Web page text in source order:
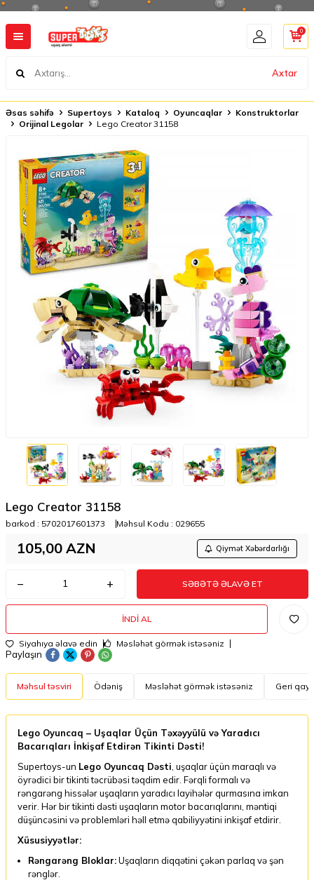
Axtar
0
Əsas səhifə Supertoys Kataloq Oyuncaqlar
Konstruktorlar
Orijinal Legolar
Lego Creator 31158
Lego Creator 31158
barkod : 5702017601373 Məhsul Kodu : 029655
105,00 AZN Qiymət Xəbərdarlığı
SƏBƏTƏ ƏLAVƏ ET
İNDI AL
Siyahıya əlavə edin Məsləhət görmək istəsəniz
Paylaşın
Məhsul təsviri Ödəniş Məsləhət görmək istəsəniz Geri
Lego Oyuncaq – Uşaqlar Üçün Təxəyyülü və Yaradıcı
Bacarıqları İnkişaf Etdirən Tikinti Dəsti!
Supertoys-un Lego Oyuncaq Dəsti , uşaqlar üçün maraqlı və
öyrədici bir tikinti təcrübəsi təqdim edir. Fərqli formalı və
rəngarəng hissələr uşaqların yaradıcı layihələr qurmasına imkan
verir. Hər bir tikinti dəsti uşaqların motor bacarıqlarını, məntiqi
düşüncəsini və problemləri həll etmə qabiliyyətini inkişaf etdirir.
Xüsusiyyətlər:
Rəngarəng Bloklar:Uşaqların diqqətini çəkən parlaq və şən
rənglər.